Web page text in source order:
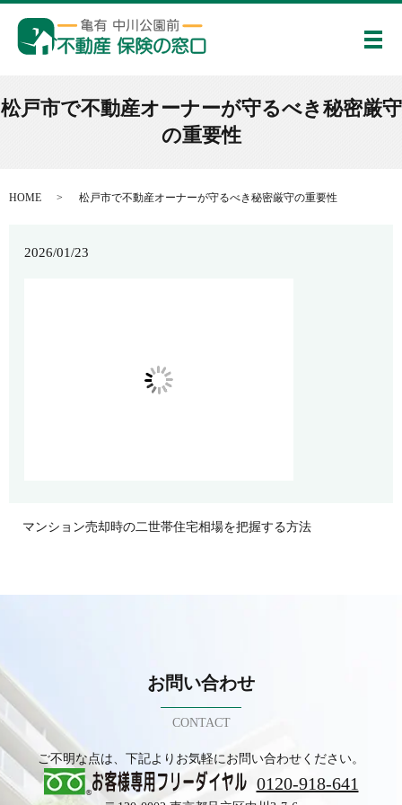
メ
松戸市で不動産オーナーが守るべき秘密厳守
の重要性
HOME 松戸市で不動産オーナーが守るべき秘密厳守の重要性
2026/01/23
マンション売却時の二世帯住宅相場を把握する方法
お問い合わせ
CONTACT
ご不明な点は、下記よりお気軽にお問い合わせください。
0120-918-641